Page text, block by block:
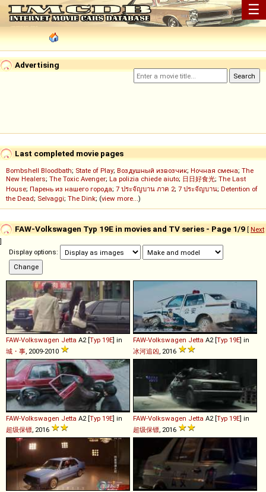
☰
Advertising
Last completed movie pages
Bombshell Bloodbath; State of Play; Воздушный извозчик; Ночная смена; The
New Healers; The Toxic Avenger; La polizia chiede aiuto; 日日好食光; The Last
House; Парень из нашего города; 7 ประจัญบาน ภาค 2; 7 ประจัญบาน; Detention of
the Dead; Selvaggi; The Dink; (view more...)
FAW-Volkswagen Typ 19E in movies and TV series - Page 1/9 [ Next
]
Display options:
FAW-Volkswagen Jetta A2 [Typ 19E] in
城・事 , 2009-2010
FAW-Volkswagen Jetta A2 [Typ 19E] in
冰河追凶 , 2016
FAW-Volkswagen Jetta A2 [Typ 19E] in
超级保镖 , 2016
FAW-Volkswagen Jetta A2 [Typ 19E] in
超级保镖 , 2016